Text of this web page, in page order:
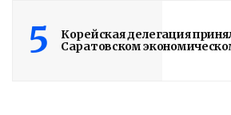
5
Корейская делегация
Саратовском